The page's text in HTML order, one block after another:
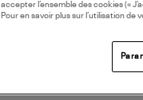
accepter l’ensemble des cookies («
Pour en savoir plus sur l’utilisation de